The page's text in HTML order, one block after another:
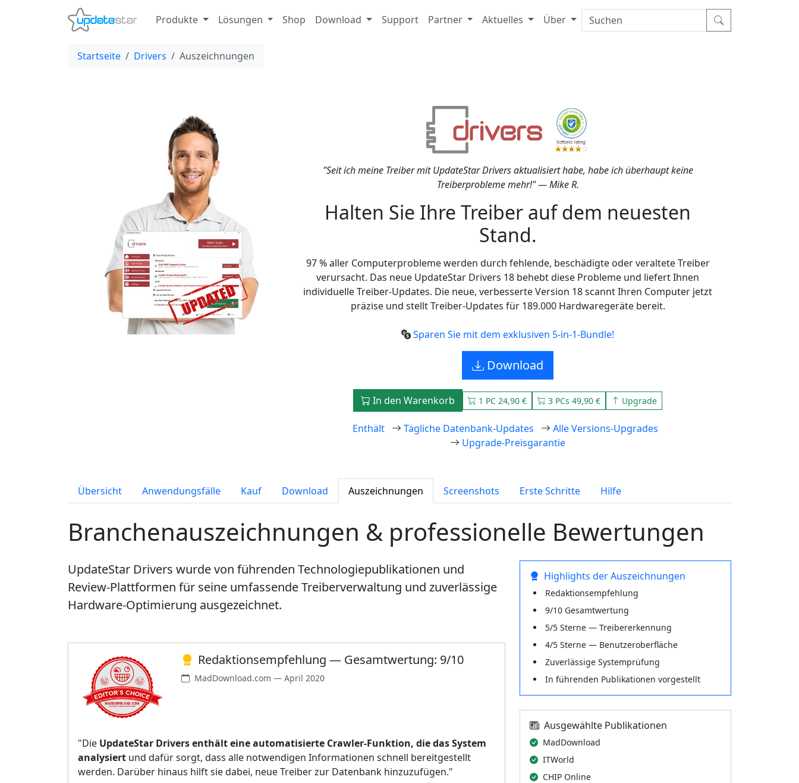
Produkte Lösungen Shop Download Support Partner Aktuelles Über
Startseite Drivers Auszeichnungen
"Seit ich meine Treiber mit UpdateStar Drivers aktualisiert habe, habe ich überhaupt keine
Treiberprobleme mehr!" — Mike R.
Halten Sie Ihre Treiber auf dem neuesten
Stand.
97 % aller Computerprobleme werden durch fehlende, beschädigte oder veraltete Treiber
verursacht. Das neue UpdateStar Drivers 18 behebt diese Probleme und liefert Ihnen
individuelle Treiber-Updates. Die neue, verbesserte Version 18 scannt Ihren Computer jetzt
präzise und stellt Treiber-Updates für 189.000 Hardwaregeräte bereit.
Sparen Sie mit dem exklusiven 5-in-1-Bundle!
Download
In den Warenkorb 1 PC 24,90 € 3 PCs 49,90 € Upgrade
Enthält Tägliche Datenbank-Updates
Alle Versions-Upgrades
Upgrade-Preisgarantie
Übersicht Anwendungsfälle Kauf Download Auszeichnungen Screenshots Erste Schritte Hilfe
Branchenauszeichnungen & professionelle Bewertungen
UpdateStar Drivers wurde von führenden Technologiepublikationen und
Review-Plattformen für seine umfassende Treiberverwaltung und zuverlässige
Hardware-Optimierung ausgezeichnet.
Redaktionsempfehlung — Gesamtwertung: 9/10
MadDownload.com — April 2020
"Die UpdateStar Drivers enthält eine automatisierte Crawler-Funktion, die das System
analysiert und dafür sorgt, dass alle notwendigen Informationen schnell bereitgestellt
werden. Darüber hinaus hilft sie dabei, neue Treiber zur Datenbank hinzuzufügen."
Highlights der Auszeichnungen
Redaktionsempfehlung
9/10 Gesamtwertung
5/5 Sterne — Treibererkennung
4/5 Sterne — Benutzeroberfläche
Zuverlässige Systemprüfung
In führenden Publikationen vorgestellt
Ausgewählte Publikationen
MadDownload
ITWorld
CHIP Online